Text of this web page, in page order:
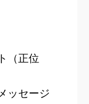
（正位
ッセージ